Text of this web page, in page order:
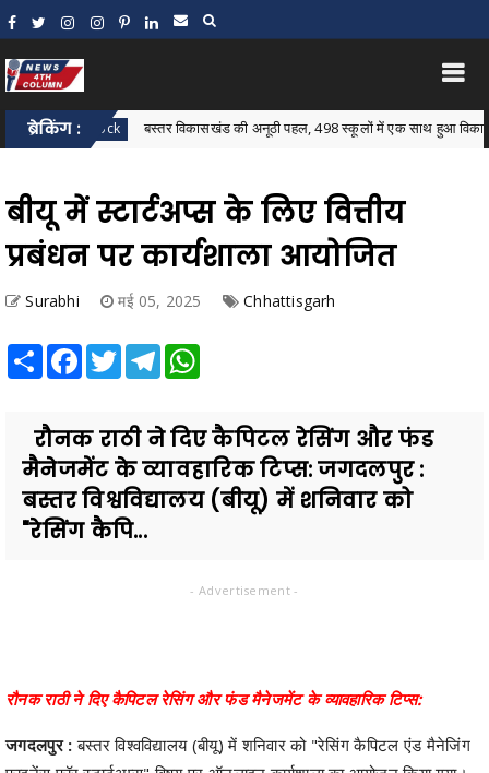
ब्रेकिंग :
Block बस्तर विकासखंड की अनूठी पहल, 498 स्कूलों में एक साथ हुआ विकासखंड स्तरीय
बीयू में स्टार्टअप्स के लिए वित्तीय
प्रबंधन पर कार्यशाला आयोजित
Surabhi मई 05, 2025 Chhattisgarh
Share Facebook
TwitterTelegram
रौनक राठी ने दिए कैपिटल रेसिंग और फंड
मैनेजमेंट के व्यावहारिक टिप्स: जगदलपुर :
बस्तर विश्वविद्यालय (बीयू) में शनिवार को
"रेसिंग कैपि...
- Advertisement -
रौनक राठी ने दिए कैपिटल रेसिंग और फंड मैनेजमेंट के व्यावहारिक टिप्स:
जगदलपुर :बस्तर विश्वविद्यालय (बीयू) में शनिवार को "रेसिंग कैपिटल एंड मैनेजिंग